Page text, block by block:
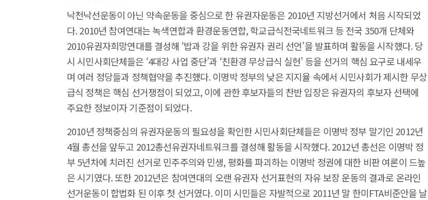
낙천낙선운동이 아닌 약속운동을 중심으로 한 유권자운동은 2010년 지방선거에서 처음 시작되었
다. 2010년 참여연대는 녹색연합과 환경운동연합, 학교급식전국네트워크 등 전국 350개 단체와
2010유권자희망연대를 결성해 ‘밥과 강을 위한 유권자 권리 선언’을 발표하며 활동을 시작했다. 당
시 시민사회단체들은 ‘4대강 사업 중단’과 ‘친환경 무상급식 실현’ 등을 선거의 핵심 요구로 내세우
며 여러 정당들과 정책협약을 추진했다. 이명박 정부의 낮은 지지율 속에서 시민사회가 제시한 무상
급식 정책은 핵심 선거쟁점이 되었고, 이에 관한 후보자들의 찬반 입장은 유권자의 후보자 선택에
주요한 정보이자 기준점이 되었다.
2010년 정책중심의 유권자운동의 필요성을 확인한 시민사회단체들은 이명박 정부 말기인 2012년
4월 총선을 앞두고 2012총선유권자네트워크를 결성해 활동을 시작했다. 2012년 총선은 이명박 정
부 5년차에 치러진 선거로 민주주의와 민생, 평화를 파괴하는 이명박 정권에 대한 비판 여론이 드높
은 시기였다. 또한 2012년은 참여연대의 오랜 유권자 선거표현의 자유 보장 운동의 결과로 온라인
선거운동이 합법화 된 이후 첫 선거였다. 이미 시민들은 자발적으로 2011년 말 한미FTA비준안을 날